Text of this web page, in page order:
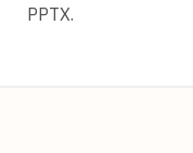
PPTX.